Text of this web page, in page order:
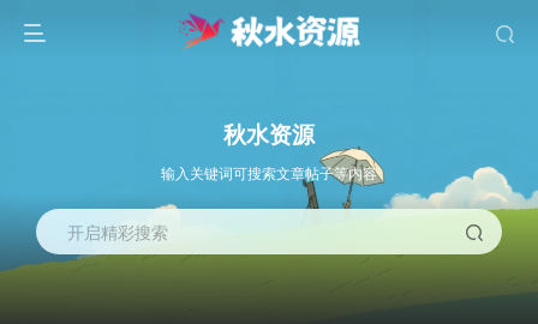
秋水资源
输入关键词可搜索文章帖子等内容
开启精彩搜索